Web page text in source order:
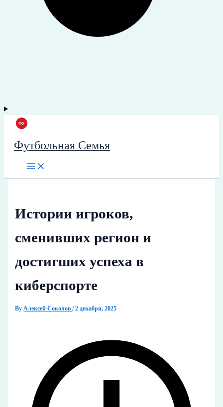
Футбольная Семья
Истории игроков,
сменивших регион и
достигших успеха в
киберспорте
ByАлексей Соколов/2 декабря, 2025